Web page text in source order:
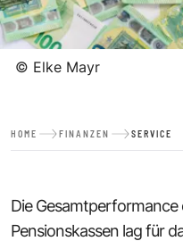
© Elke Mayr
HOME FINANZEN SERVICE
Die
Pensionskassen lag für